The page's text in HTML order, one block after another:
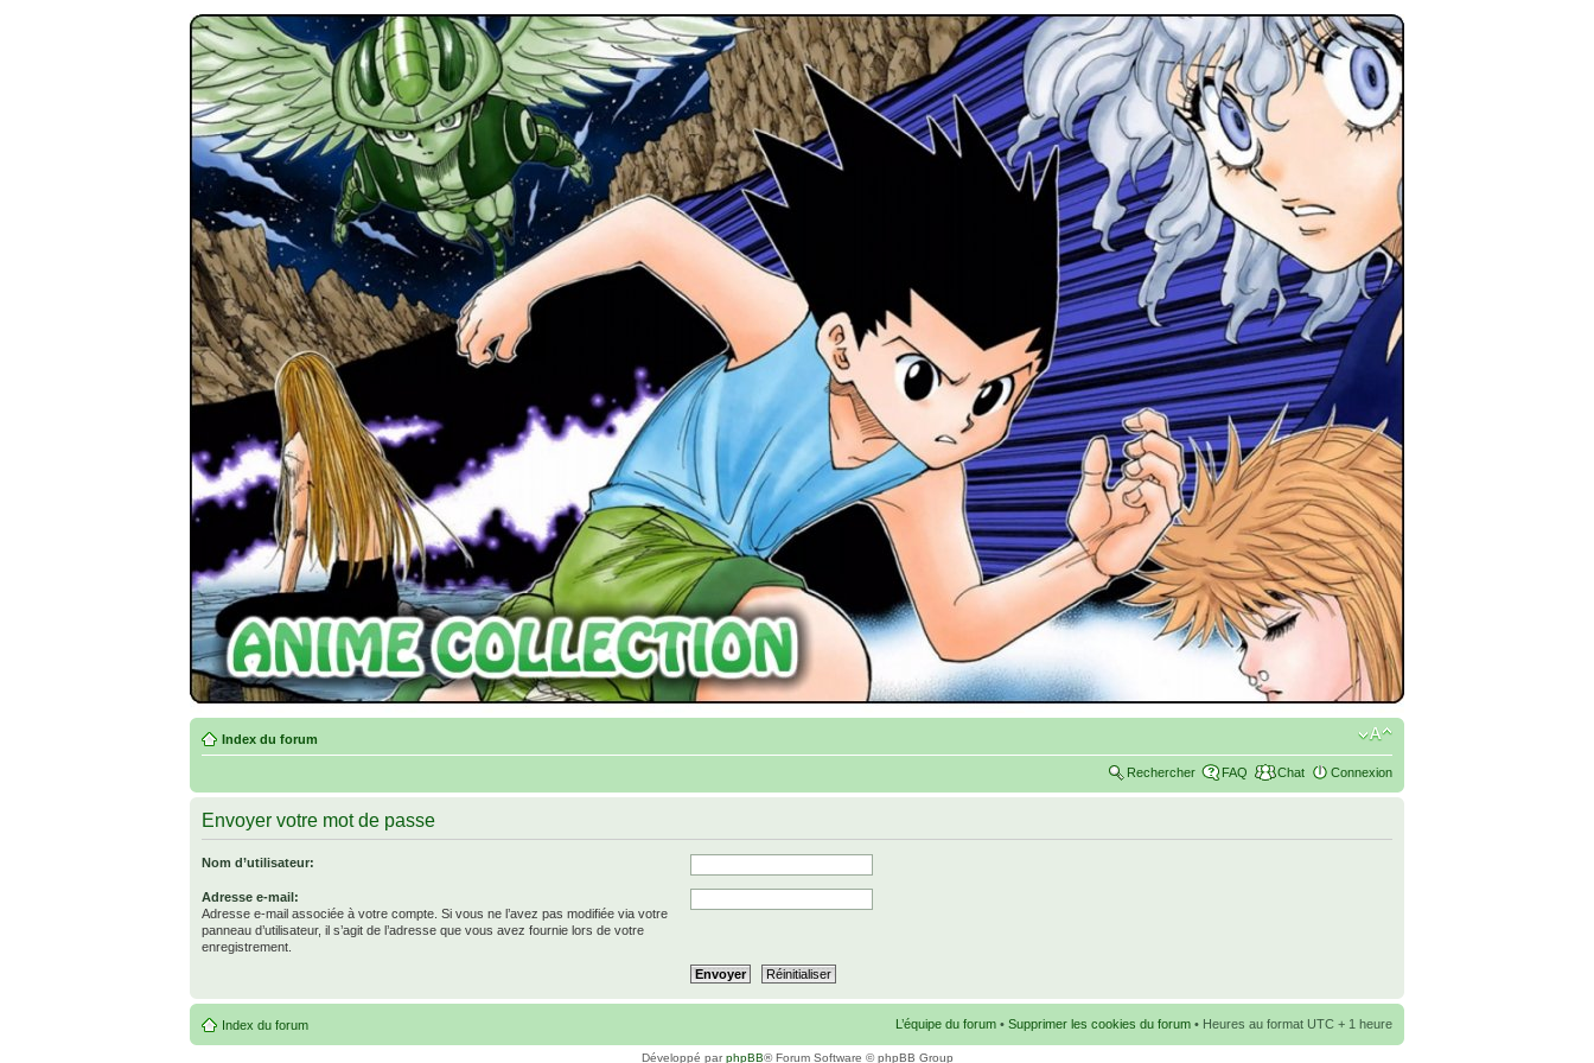
Index du forum
Rechercher FAQ Chat Connexion
Envoyer votre mot de passe
Nom d’utilisateur:
Adresse e-mail:
Adresse e-mail associée à votre compte. Si vous ne l’avez pas modifiée via votre
panneau d’utilisateur, il s’agit de l’adresse que vous avez fournie lors de votre
enregistrement.
Index du forum L’équipe du forum • Supprimer les cookies du forum • Heures au format UTC + 1 heure
Développé parphpBB® Forum Software © phpBB Group